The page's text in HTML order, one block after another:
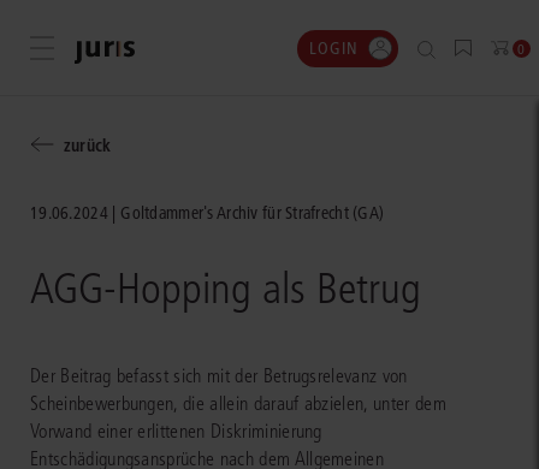
Menü öffnen LOGIN 0
zurück
19.06.2024 Goltdammer's Archiv für Strafrecht (GA)
AGG-Hopping als Betrug
Der Beitrag befasst sich mit der Betrugsrelevanz von
Scheinbewerbungen, die allein darauf abzielen, unter dem
Vorwand einer erlittenen Diskriminierung
Entschädigungsansprüche nach dem Allgemeinen